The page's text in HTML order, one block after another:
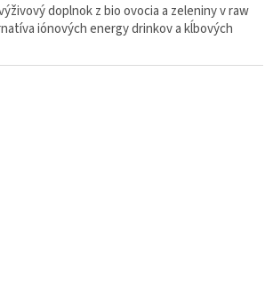
doplnok z bio ovocia a zeleniny v raw
iónových energy drinkov a kĺbových